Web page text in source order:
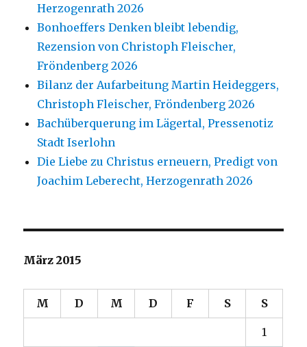
Herzogenrath 2026
Bonhoeffers Denken bleibt lebendig,
Rezension von Christoph Fleischer,
Fröndenberg 2026
Bilanz der Aufarbeitung Martin Heideggers,
Christoph Fleischer, Fröndenberg 2026
Bachüberquerung im Lägertal, Pressenotiz
Stadt Iserlohn
Die Liebe zu Christus erneuern, Predigt von
Joachim Leberecht, Herzogenrath 2026
März 2015
M D M D F S S
1